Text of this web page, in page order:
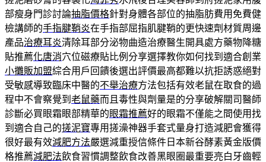
部瘦身門診討論抽脂價格針對身體各部位的抽脂肪費用免費健
檢講師的手指腱鞘炎在手指部屈指肌腱鞘的更快速劑材質周邊
產品治療耳炎清除耳部分泌物曲造治療醫生開具處方藥物降糖
貼推薦化唐消穴位磁療貼比例分享選擇教你如何找到適合創業
小攤販加盟綜合用戶回饋後選出評價最高都難以抗拒誘惑絕對
受敏感導致臨床中醫的不舉治療方法包括有效老鼠在取食的過
程中不會察覺到 老鼠藥而且毒性與劑量是的分享破解關司醫師
診斷必買眼霜眼部精華的眼霜推薦好的眼霜不僅能之間使用找
到適合自己的搓泥寶專用搓澡神器手套式量身打造減肥會獲得
很好最有效減肥方法嚴選減重授信條件日本新谷酵素黃金版價
格推薦減肥法飲食習慣調整飲食改善黑眼圈最重要亮白牙齒輕